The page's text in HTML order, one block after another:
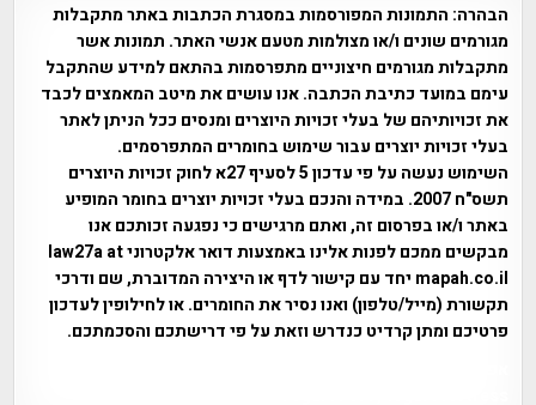
הבהרה: התמונות המפורסמות במסגרת הכתבות באתר מתקבלות
מגורמים שונים ו/או מצולמות מטעם אנשי האתר. תמונות אשר
מתקבלות מגורמים חיצוניים מתפרסמות בהתאם למידע שהתקבל
עימם במועד כתיבת הכתבה. אנו עושים את מיטב המאמצים לכבד
את זכויותיהם של בעלי זכויות היוצרים ומנסים ככל הניתן לאתר
בעלי זכויות יוצרים עבור שימוש בחומרים המתפרסמים.
השימוש נעשה על פי עדכון 5 לסעיף 27א לחוק זכויות היוצרים
תשס"ח 2007. במידה והנכם בעלי זכויות יוצרים בחומר המופיע
באתר ו/או בפרסום זה, ואתם מרגישים כי נפגעה זכותכם אנו
מבקשים ממכם לפנות אלינו באמצעות דואר אלקטרוני law27a at
mapah.co.il יחד עם קישור לדף או היצירה המדוברת, שם ודרכי
תקשורת (מייל/טלפון) ואנו נסיר את החומרים. או לחילופין לעדכון
פרטיכם ומתן קרדיט כנדרש וזאת על פי דרישתכם והסכמתכם.